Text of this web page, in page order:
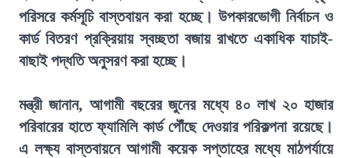
পরিসরে কর্মসূচি বাস্তবায়ন করা হচ্ছে। উপকারভোগী নির্বাচন ও
কার্ড বিতরণ প্রক্রিয়ায় স্বচ্ছতা বজায় রাখতে একাধিক যাচাই-
বাছাই পদ্ধতি অনুসরণ করা হচ্ছে।
মন্ত্রী জানান, আগামী বছরের জুনের মধ্যে ৪০ লাখ ২০ হাজার
পরিবারের হাতে ফ্যামিলি কার্ড পৌঁছে দেওয়ার পরিকল্পনা রয়েছে।
এ লক্ষ্য বাস্তবায়নে আগামী কয়েক সপ্তাহের মধ্যে মাঠপর্যায়ে